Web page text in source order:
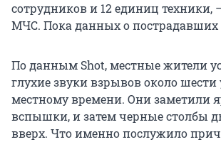
сотрудников и 12 единиц техники,
МЧС. Пока данных о пострадавших
По данным Shot, местные жители
глухие звуки взрывов около шести
местному времени. Они заметили
вспышки, и затем черные столбы
вверх. Что именно послужило